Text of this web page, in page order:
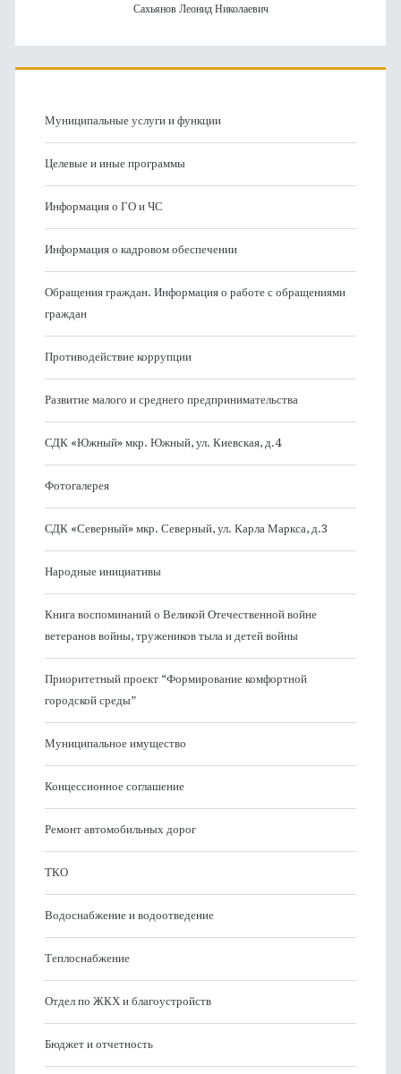
Сахьянов Леонид Николаевич
Муниципальные услуги и функции
Целевые и иные программы
Информация о ГО и ЧС
Информация о кадровом обеспечении
Обращения граждан. Информация о работе с обращениями
граждан
Противодействие коррупции
Развитие малого и среднего предпринимательства
СДК «Южный» мкр. Южный, ул. Киевская, д.4
Фотогалерея
СДК «Северный» мкр. Северный, ул. Карла Маркса, д.3
Народные инициативы
Книга воспоминаний о Великой Отечественной войне
ветеранов войны, тружеников тыла и детей войны
Приоритетный проект “Формирование комфортной
городской среды”
Муниципальное имущество
Концессионное соглашение
Ремонт автомобильных дорог
ТКО
Водоснабжение и водоотведение
Теплоснабжение
Отдел по ЖКХ и благоустройств
Бюджет и отчетность